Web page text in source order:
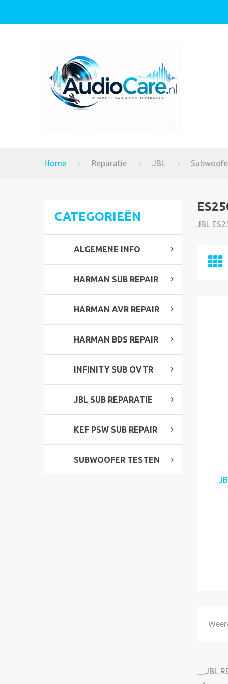
Home Reparatie JBL
JBL
CATEGORIEËN
ALGEMENE INFO
HARMAN SUB REPAIR
HARMAN AVR REPAIR
HARMAN BDS REPAIR
INFINITY SUB OVTR
JBL SUB REPARATIE
KEF PSW SUB REPAIR
SUBWOOFER TESTEN